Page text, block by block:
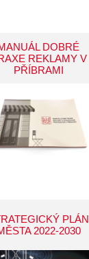
DOBRÉ
REKLAMY V
PŘÍBRAMI
PLÁN
2022-2030